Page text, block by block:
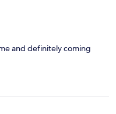
and definitely coming